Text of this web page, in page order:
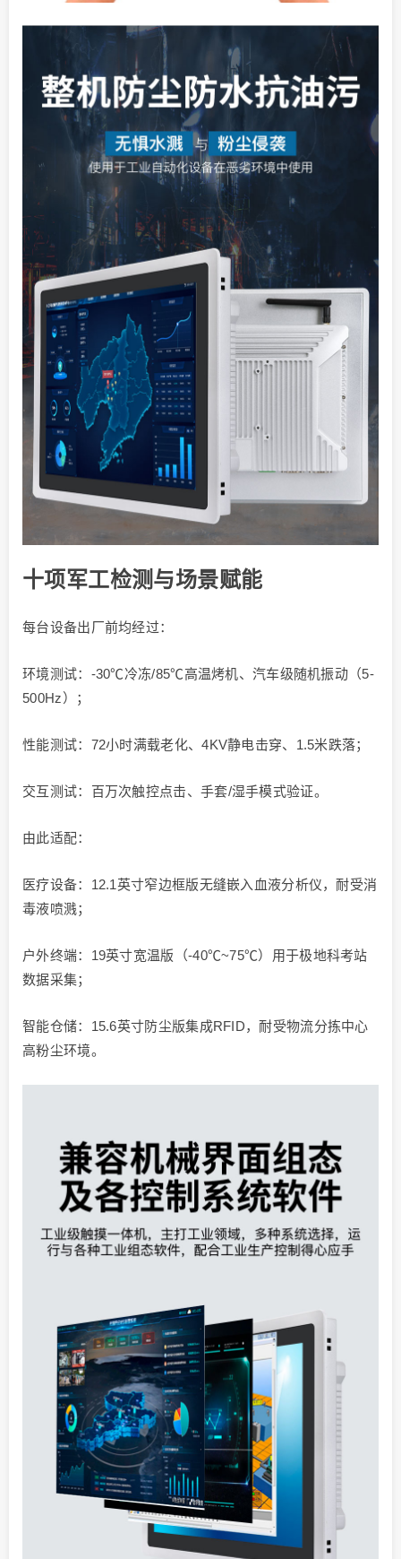
十项军工检测与场景赋能
每台设备出厂前均经过：
环境测试：-30℃冷冻/85℃高温烤机、汽车级随机振动（5-
500Hz）；
性能测试：72小时满载老化、4KV静电击穿、1.5米跌落；
交互测试：百万次触控点击、手套/湿手模式验证。
由此适配：
医疗设备：12.1英寸窄边框版无缝嵌入血液分析仪，耐受消
毒液喷溅；
户外终端：19英寸宽温版（-40℃~75℃）用于极地科考站
数据采集；
智能仓储：15.6英寸防尘版集成RFID，耐受物流分拣中心
高粉尘环境。